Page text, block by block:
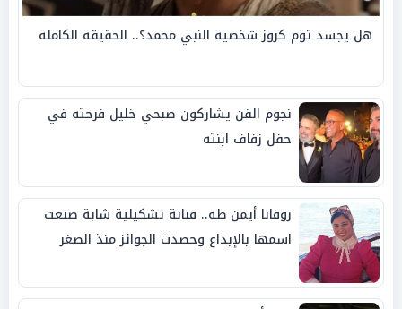
هل يجسد توم كروز شخصية النبي محمد؟.. الحقيقة الكاملة
نجوم الفن يشاركون صبحي خليل فرحته في
حفل زفاف ابنته
روفانا أيمن طه.. فنانة تشكيلية شابة صنعت
اسمها بالإبداع وحصدت الجوائز منذ الصغر